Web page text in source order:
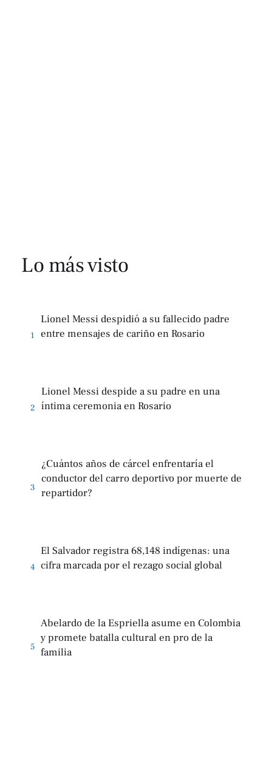
Lo más visto
1
Lionel Messi despidió a su fallecido padre
entre mensajes de cariño en Rosario
2
Lionel Messi despide a su padre en una
íntima ceremonia en Rosario
3
¿Cuántos años de cárcel enfrentaría el
conductor del carro deportivo por muerte de
repartidor?
4
El Salvador registra 68,148 indígenas: una
cifra marcada por el rezago social global
5
Abelardo de la Espriella asume en Colombia
y promete batalla cultural en pro de la
familia